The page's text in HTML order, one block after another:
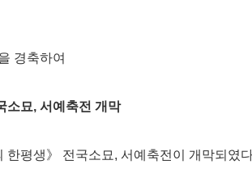
경축하여
소묘, 서예축전 개막
평생》 전국소묘, 서예축전이 개막되였